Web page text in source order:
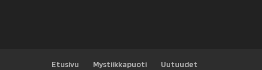
Etusivu Mystiikkapuoti
Uutuudet